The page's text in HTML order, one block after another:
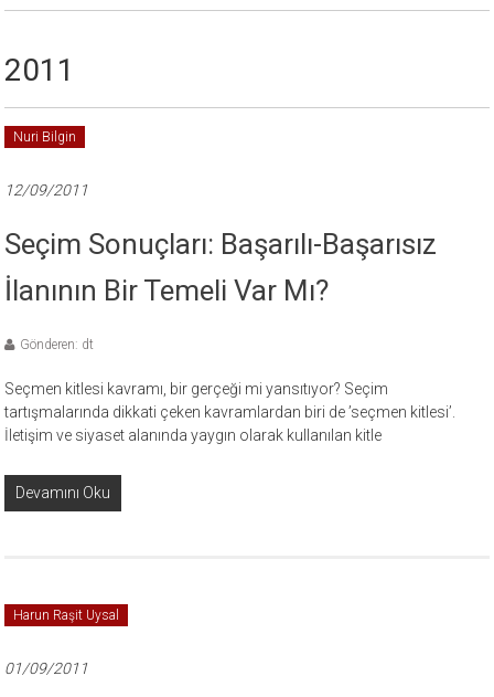
2011
Nuri Bilgin
12/09/2011
Seçim Sonuçları: Başarılı-Başarısız
İlanının Bir Temeli Var Mı?
Gönderen: dt
Seçmen kitlesi kavramı, bir gerçeği mi yansıtıyor? Seçim
tartışmalarında dikkati çeken kavramlardan biri de ’seçmen kitlesi’.
İletişim ve siyaset alanında yaygın olarak kullanılan kitle
Devamını Oku
Harun Raşit Uysal
01/09/2011